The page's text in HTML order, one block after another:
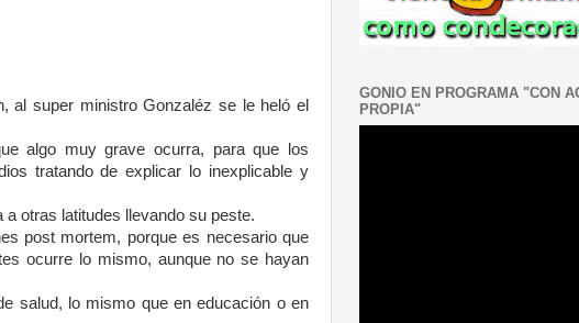
al super ministro Gonzaléz se le heló el
algo muy grave ocurra, para que los
tratando de explicar lo inexplicable y
otras latitudes llevando su peste.
post mortem, porque es necesario que
ocurre lo mismo, aunque no se hayan
salud, lo mismo que en educación o en
GONIO EN PROGRAMA "CON
PROPIA"